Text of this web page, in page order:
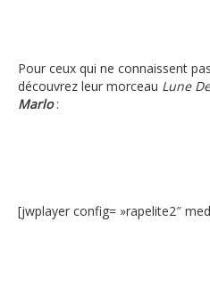
Pour ceux qui ne connaissent
découvrez leur morceau Lune
Marlo:
[jwplayer config= »rapelite2″